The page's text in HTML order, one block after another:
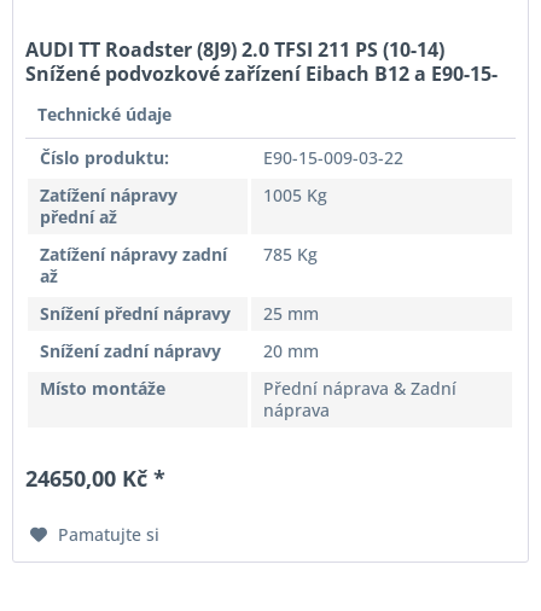
AUDI TT Roadster (8J9) 2.0 TFSI 211 PS (10-14)
Snížené podvozkové zařízení Eibach B12 a E90-15-
Technické údaje
Číslo produktu:
E90-15-009-03-22
Zatížení nápravy
přední až
1005 Kg
Zatížení nápravy zadní
až
785 Kg
Snížení přední nápravy
25 mm
Snížení zadní nápravy
20 mm
Místo montáže
Přední náprava & Zadní
náprava
24650,00 Kč *
Pamatujte si